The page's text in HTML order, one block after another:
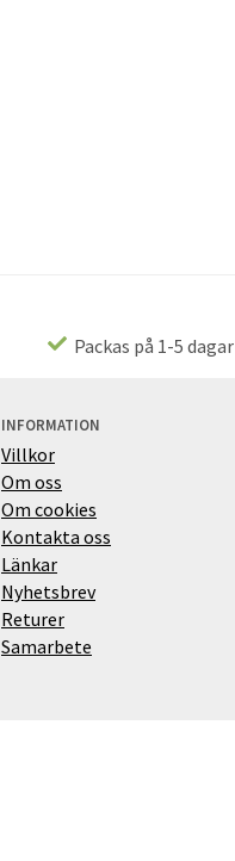
Packas på 1-5 dagar
INFORMATION
Villkor
Om oss
Om cookies
Kontakta oss
Länkar
Nyhetsbrev
Returer
Samarbete